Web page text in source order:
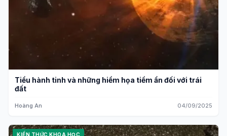
Tiểu hành tinh và những hiểm họa tiềm ẩn đối với trái
đất
Hoàng An 04/09/2025
KIẾN THỨC KHOA HỌC